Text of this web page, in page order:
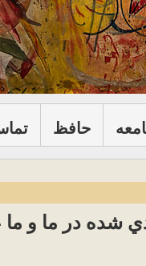
حافظ
شده در ما و ما